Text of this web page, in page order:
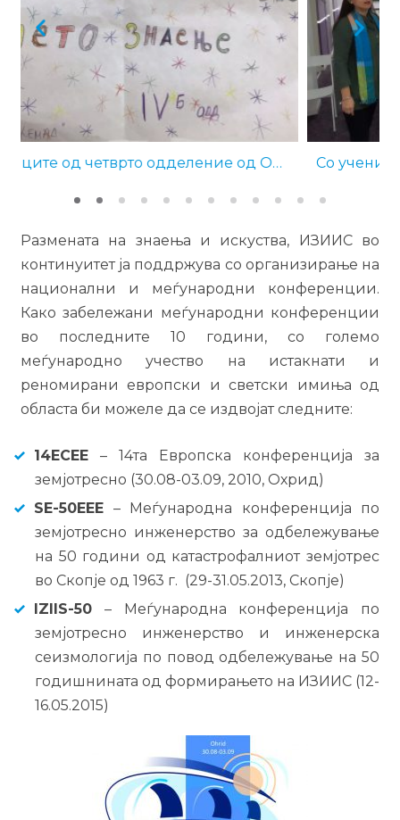
Со учениците од второ одделение на ОУ „Владо Тасевски“ од Скопје (19.12.2019 г.)
Размената на знаења и искуства, ИЗИИС во
континуитет ја поддржува со организирање на
национални и меѓународни конференции.
Како забележани меѓународни конференции
во последните 10 години, со големо
меѓународно учество на истакнати и
реномирани европски и светски имиња од
областа би можеле да се издвојат следните:
14ECEE – 14та Европска конференција за
земјотресно (30.08-03.09, 2010, Охрид)
SE-50EEE – Меѓународна конференција по
земјотресно инженерство за одбележување
на 50 години од катастрофалниот земјотрес
во Скопје од 1963 г. (29-31.05.2013, Скопје)
IZIIS-50 – Меѓународна конференција по
земјотресно инженерство и инженерска
сеизмологија по повод одбележување на 50
годишнината од формирањето на ИЗИИС (12-
16.05.2015)